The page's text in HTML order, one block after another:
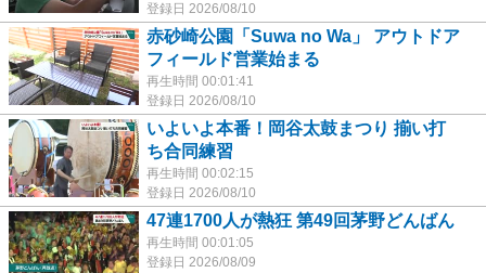
登録日 2026/08/10
赤砂崎公園「Suwa no Wa」 アウトドア
フィールド営業始まる
再生時間 00:01:41
登録日 2026/08/10
いよいよ本番！岡谷太鼓まつり 揃い打
ち合同練習
再生時間 00:02:15
登録日 2026/08/10
47連1700人が熱狂 第49回茅野どんばん
再生時間 00:01:05
登録日 2026/08/09